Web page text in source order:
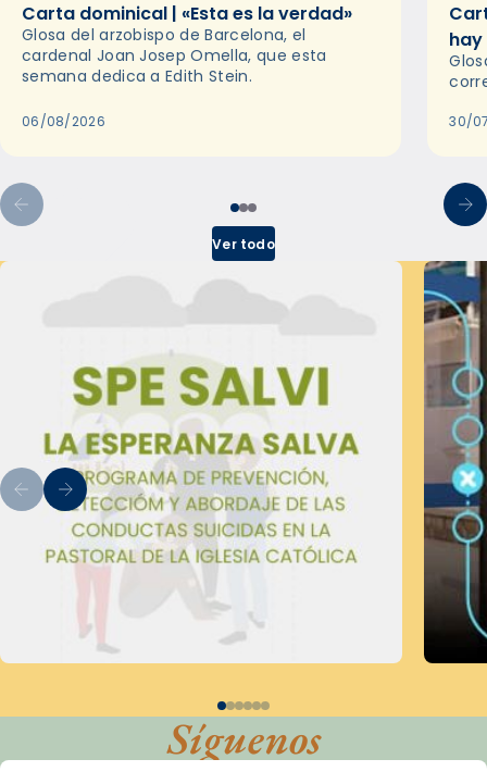
Carta dominical | «Esta es la verdad»
Glosa del arzobispo de Barcelona, el
cardenal Joan Josep Omella, que esta
semana dedica a Edith Stein.
06/08/2026 30/
Ver todo
Síguenos